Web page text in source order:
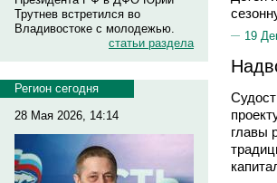
Трутнев встретился во
Владивостоке с молодежью.
статьи раздела
Регион сегодня
28 Мая 2026, 14:14
19
главы